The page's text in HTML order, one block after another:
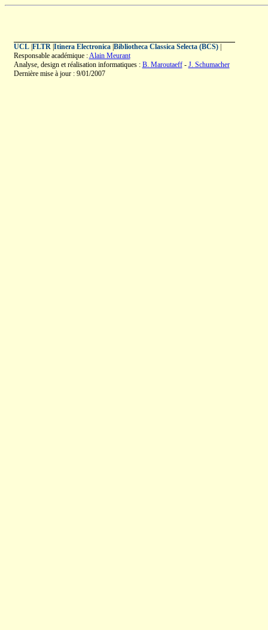
UCL| FLTR| Itinera Electronica| Bibliotheca Classica Selecta (BCS)|
Responsable académique :Alain Meurant
Analyse, design et réalisation informatiques : B. Maroutaeff- J. Schumacher
Dernière mise à jour : 9/01/2007